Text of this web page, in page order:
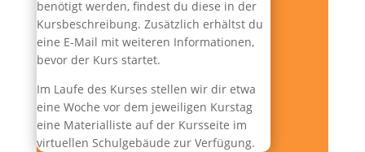
benötigt werden, findest du diese in der
Kursbeschreibung. Zusätzlich erhältst du
eine E-Mail mit weiteren Informationen,
bevor der Kurs startet.
Im Laufe des Kurses stellen wir dir etwa
eine Woche vor dem jeweiligen Kurstag
eine Materialliste auf der Kursseite im
virtuellen Schulgebäude zur Verfügung.